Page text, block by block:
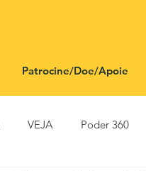
Patrocine/Doe/Apoie
VEJA Poder 360